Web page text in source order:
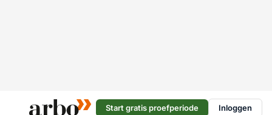
Start gratis proefperiode Inloggen